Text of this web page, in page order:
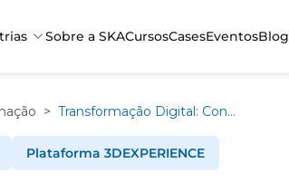
Sobre a SKACursosCasesEventosBlog
> Transformação Digital: Confira os elementos fundamentais da indústria 4.0
Plataforma 3DEXPERIENCE